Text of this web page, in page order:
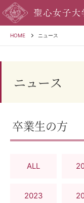
HOME ニュース
ニュース
卒業生の方
ALL
2023